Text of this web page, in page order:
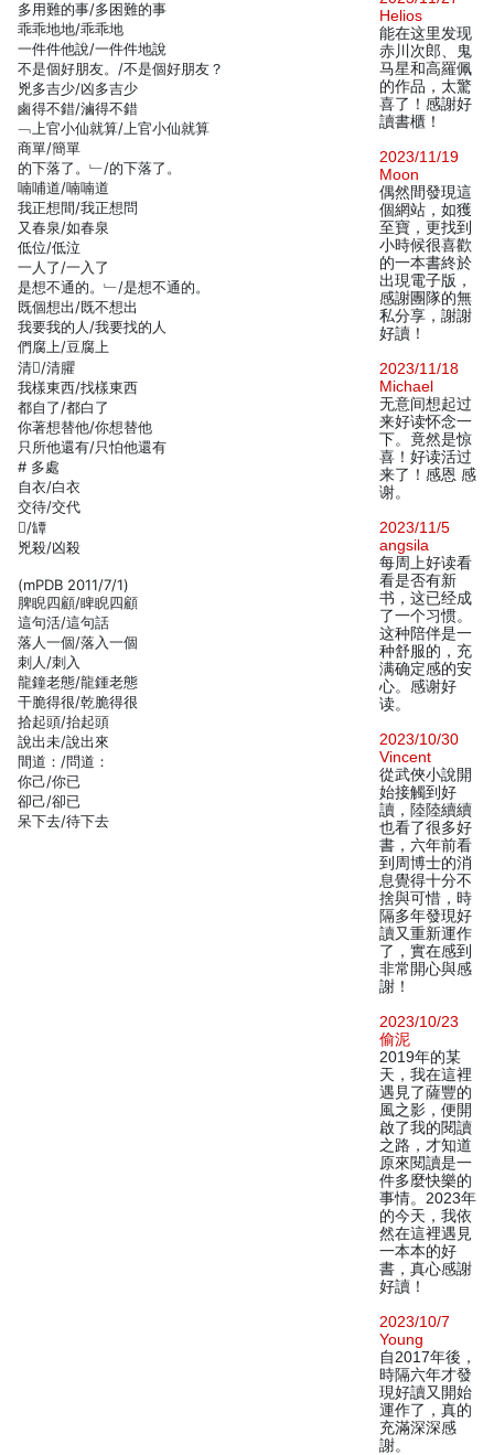
多用難的事/多困難的事
乖乖地地/乖乖地
一件件他說/一件件地說
不是個好朋友。/不是個好朋友？
兇多吉少/凶多吉少
鹵得不錯/滷得不錯
﹁上官小仙就算/上官小仙就算
商單/簡單
的下落了。﹂/的下落了。
喃哺道/喃喃道
我正想間/我正想問
又春泉/如春泉
低位/低泣
一人了/一入了
是想不通的。﹂/是想不通的。
既個想出/既不想出
我要我的人/我要找的人
們腐上/豆腐上
清/清臞
我樣東西/找樣東西
都自了/都白了
你著想替他/你想替他
只所他還有/只怕他還有
# 多處
自衣/白衣
交待/交代
/罈
兇殺/凶殺
(mPDB 2011/7/1)
脾睨四顧/睥睨四顧
這句活/這句話
落人一個/落入一個
刺人/刺入
龍鐘老態/龍鍾老態
干脆得很/乾脆得很
拾起頭/抬起頭
說出未/說出來
間道：/問道：
你己/你已
卻己/卻已
呆下去/待下去
Helios
能在这里发现
赤川次郎、鬼
马星和高羅佩
的作品，太驚
喜了！感謝好
讀書櫃！
2023/11/19
Moon
偶然間發現這
個網站，如獲
至寶，更找到
小時候很喜歡
的一本書終於
出現電子版，
感謝團隊的無
私分享，謝謝
好讀！
2023/11/18
Michael
无意间想起过
来好读怀念一
下。竟然是惊
喜！好读活过
来了！感恩 感
谢。
2023/11/5
angsila
每周上好读看
看是否有新
书，这已经成
了一个习惯。
这种陪伴是一
种舒服的，充
满确定感的安
心。感谢好
读。
2023/10/30
Vincent
從武俠小說開
始接觸到好
讀，陸陸續續
也看了很多好
書，六年前看
到周博士的消
息覺得十分不
捨與可惜，時
隔多年發現好
讀又重新運作
了，實在感到
非常開心與感
謝！
2023/10/23
偷泥
2019年的某
天，我在這裡
遇見了薩豐的
風之影，便開
啟了我的閱讀
之路，才知道
原來閱讀是一
件多麼快樂的
事情。2023年
的今天，我依
然在這裡遇見
一本本的好
書，真心感謝
好讀！
2023/10/7
Young
自2017年後，
時隔六年才發
現好讀又開始
運作了，真的
充滿深深感
謝。